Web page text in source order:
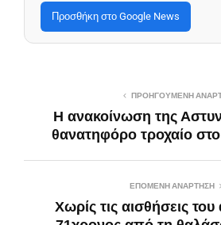
Προσθήκη στο Google News
ΠΡΟΗΓΟΎΜΕΝΗ
Η ανακοίνωση της
θανατηφόρο τροχαίο
ΕΠΌΜΕΝΗ ΑΝΆΡΤΗΣΗ
Χωρίς τις αισθήσεις